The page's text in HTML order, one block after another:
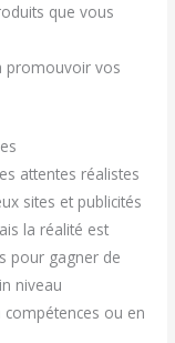
que vous
promouvoir vos
attentes réalistes
sites et publicités
la réalité est
pour gagner de
niveau
compétences ou en